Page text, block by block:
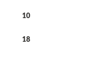
10
18